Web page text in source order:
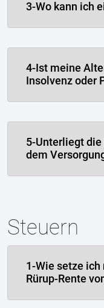
3-Wo kann ich
4-Ist meine
Insolvenz oder
5-Unterliegt die
dem
Steuern
1-Wie setze
Rürup-Rente